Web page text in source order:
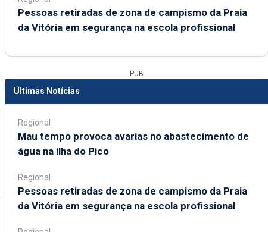
Pessoas retiradas de zona de campismo da Praia
da Vitória em segurança na escola profissional
PUB
Últimas Notícias
Regional
Mau tempo provoca avarias no abastecimento de
água na ilha do Pico
Regional
Pessoas retiradas de zona de campismo da Praia
da Vitória em segurança na escola profissional